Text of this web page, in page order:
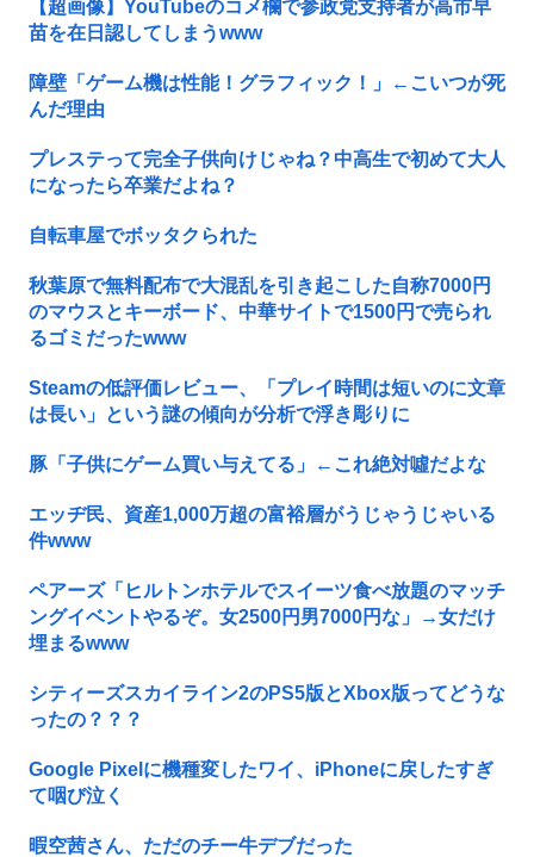
【超画像】YouTubeのコメ欄で参政党支持者が高市早
苗を在日認してしまうwww
障壁「ゲーム機は性能！グラフィック！」←こいつが死
んだ理由
プレステって完全子供向けじゃね？中高生で初めて大人
になったら卒業だよね？
自転車屋でボッタクられた
秋葉原で無料配布で大混乱を引き起こした自称7000円
のマウスとキーボード、中華サイトで1500円で売られ
るゴミだったwww
Steamの低評価レビュー、「プレイ時間は短いのに文章
は長い」という謎の傾向が分析で浮き彫りに
豚「子供にゲーム買い与えてる」←これ絶対噓だよな
エッヂ民、資産1,000万超の富裕層がうじゃうじゃいる
件www
ペアーズ「ヒルトンホテルでスイーツ食べ放題のマッチ
ングイベントやるぞ。女2500円男7000円な」→女だけ
埋まるwww
シティーズスカイライン2のPS5版とXbox版ってどうな
ったの？？？
Google Pixelに機種変したワイ、iPhoneに戻したすぎ
て咽び泣く
暇空茜さん、ただのチー牛デブだった